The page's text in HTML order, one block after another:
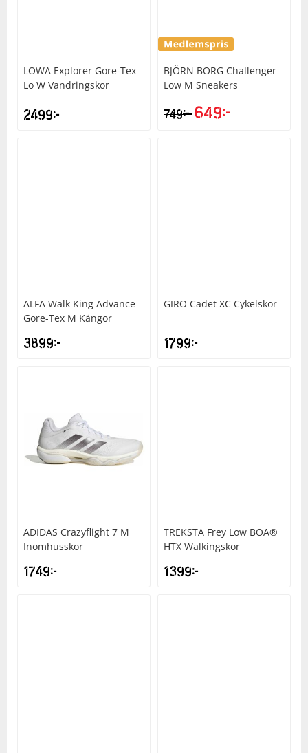
LOWA Explorer Gore-Tex
Lo W Vandringskor
2499kr
BJÖRN BORG Challenger
Low M Sneakers
749kr 649kr
ALFA Walk King Advance
Gore-Tex M Kängor
3899kr
GIRO Cadet XC Cykelskor
1799kr
ADIDAS Crazyflight 7 M
Inomhusskor
1749kr
TREKSTA Frey Low BOA®
HTX Walkingskor
1399kr